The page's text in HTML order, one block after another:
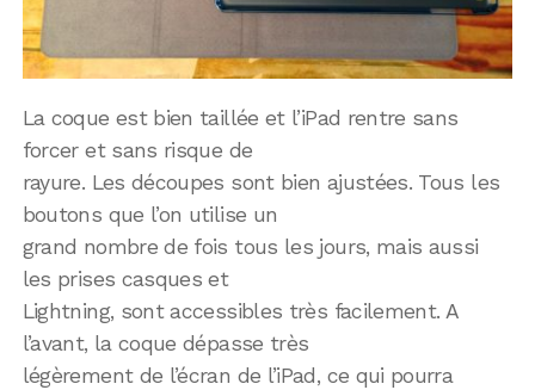
La coque est bien taillée et l’iPad rentre sans
forcer et sans risque de
rayure. Les découpes sont bien ajustées. Tous les
boutons que l’on utilise un
grand nombre de fois tous les jours, mais aussi
les prises casques et
Lightning, sont accessibles très facilement. A
l’avant, la coque dépasse très
légèrement de l’écran de l’iPad, ce qui pourra